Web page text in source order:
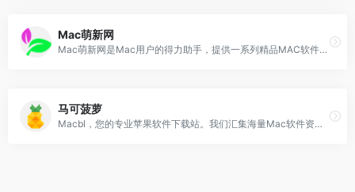
Mac萌新网
Mac萌新网是Mac用户的得力助手，提供一系列精品MAC软件资源
马可菠萝
Macbl，您的专业苹果软件下载站。我们汇集海量Mac软件资源，覆盖游戏、图形设计、行业应用、开发工具、媒体处理、网络工具及系统优化等全方位需求。